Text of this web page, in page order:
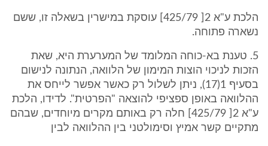
הלכת ע"א 2[ 425/79] עוסקת במישרין בשאלה זו, ששם
נשארה פתוחה.
5. טענת בא-כוחה המלומד של המערערת היא, שאת
הזכות לניכוי הוצות המימון של הלוואה, הנתונה לנישום
בסעיף 1(17), ניתן לשלול רק כאשר אפשר לייחס את
ההלוואה באופן ספציפי להוצאה "הפרטית". לדידו, הלכת
ע"א 2[ 425/79] חלה רק באותם מקרים מיוחדים, שבהם
מתקיים קשר אמיץ וסימולטני בין ההלוואה לבין